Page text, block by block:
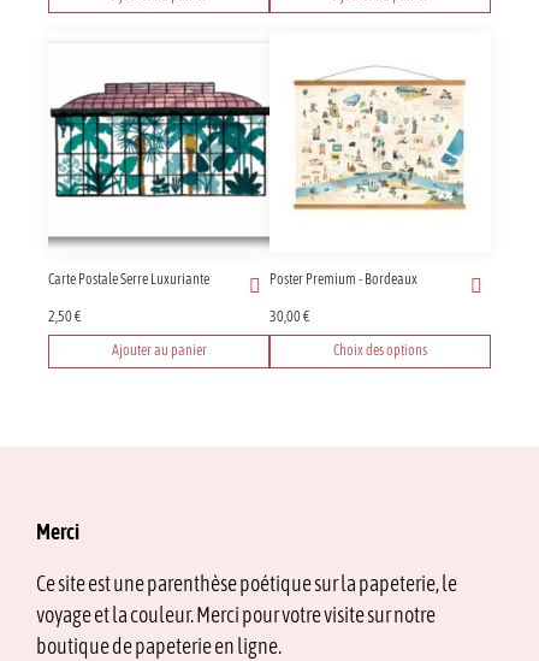
Carte Postale Serre Luxuriante
2,50€
Ajouter au panier
Poster Premium - Bordeaux
30,00€
Choix des options
choisies
sur
la
Merci
Ce site est une parenthèse poétique sur la papeterie, le
voyage et la couleur. Merci pour votre visite sur notre
boutique de papeterie en ligne.